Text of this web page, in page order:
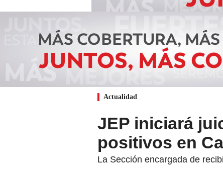
Actualidad
JEP iniciará
positivos en
La Sección encargada de